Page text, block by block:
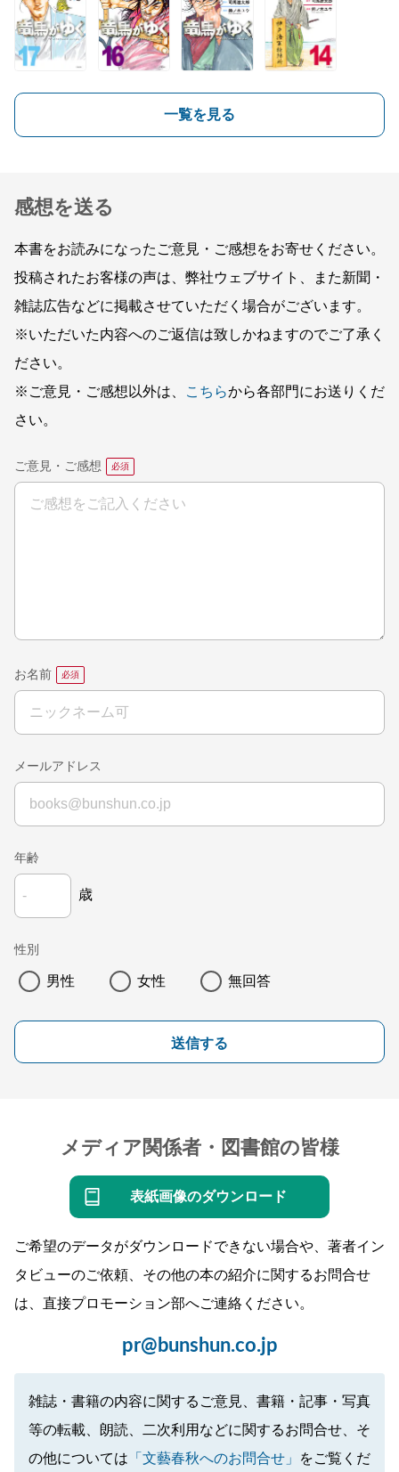
一覧を見る
感想を送る
本書をお読みになったご意見・ご感想をお寄せください。
投稿されたお客様の声は、弊社ウェブサイト、また新聞・
雑誌広告などに掲載させていただく場合がございます。
※いただいた内容へのご返信は致しかねますのでご了承く
ださい。
※ご意見・ご感想以外は、
こちらから各部門にお送りくだ
さい。
ご意見・ご感想
お名前
メールアドレス
年齢
歳
性別
男性 女性 無回答
送信する
メディア関係者・図書館の皆様
表紙画像のダウンロード
ご希望のデータがダウンロードできない場合や、著者イン
タビューのご依頼、その他の本の紹介に関するお問合せ
は、直接プロモーション部へご連絡ください。
pr@bunshun.co.jp
雑誌・書籍の内容に関するご意見、書籍・記事・写真
等の転載、朗読、二次利用などに関するお問合せ、そ
の他については 「文藝春秋へのお問合せ」 をご覧くだ